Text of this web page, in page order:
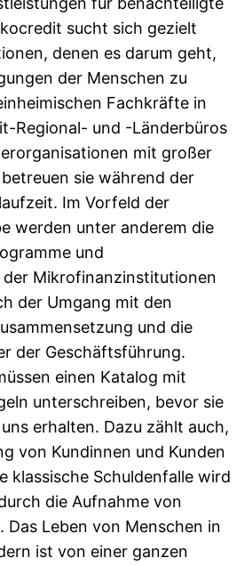
sucht sich gezielt
denen es darum geht,
der Menschen zu
Fachkräfte in
Regional- und -Länderbüros
mit großer
sie während der
Im Vorfeld der
werden unter anderem die
und
der Mikrofinanzinstitutionen
der Umgang mit den
und die
der Geschäftsführung.
einen Katalog mit
unterschreiben, bevor sie
erhalten. Dazu zählt auch,
von Kundinnen und Kunden
klassische Schuldenfalle wird
die Aufnahme von
Das Leben von Menschen in
ist von einer ganzen